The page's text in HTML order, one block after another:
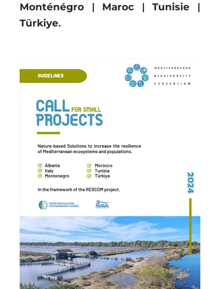
Monténégro | Maroc |Tunisie |
Türkiye.